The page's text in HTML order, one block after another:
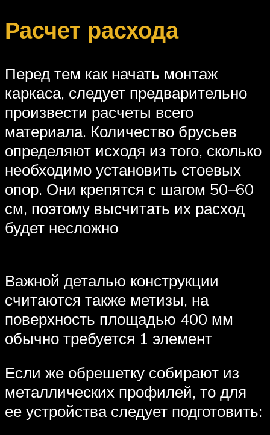
Расчет расхода
Перед тем как начать монтаж
каркаса, следует предварительно
произвести расчеты всего
материала. Количество брусьев
определяют исходя из того, сколько
необходимо установить стоевых
опор. Они крепятся с шагом 50–60
см, поэтому высчитать их расход
будет несложно
Важной деталью конструкции
считаются также метизы, на
поверхность площадью 400 мм
обычно требуется 1 элемент
Если же обрешетку собирают из
металлических профилей, то для
ее устройства следует подготовить: